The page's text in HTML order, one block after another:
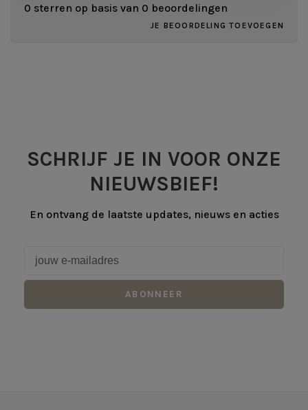
0 sterren op basis van 0 beoordelingen
JE BEOORDELING TOEVOEGEN
SCHRIJF JE IN VOOR ONZE
NIEUWSBIEF!
En ontvang de laatste updates, nieuws en acties
ABONNEER